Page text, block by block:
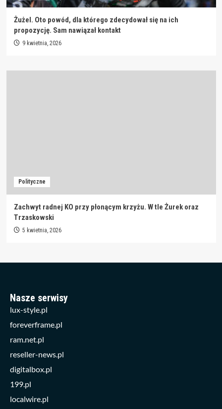
Żużel. Oto powód, dla którego zdecydował się na ich
propozycję. Sam nawiązał kontakt
9 kwietnia, 2026
Polityczne
Zachwyt radnej KO przy płonącym krzyżu. W tle Żurek oraz
Trzaskowski
5 kwietnia, 2026
Nasze serwisy
lux-style.pl
foreverframe.pl
ram.net.pl
reseller-news.pl
digitalbox.pl
199.pl
localwire.pl